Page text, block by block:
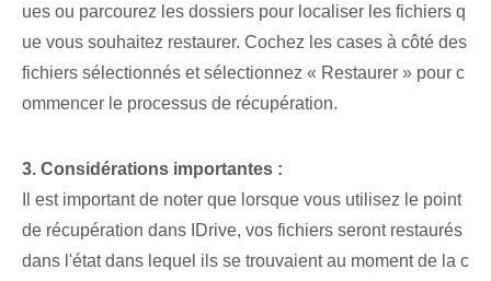
ues ou parcourez les dossiers pour localiser les fichiers q
ue vous souhaitez restaurer. Cochez les cases à côté des
fichiers sélectionnés et sélectionnez « Restaurer » pour c
ommencer le processus de récupération.
3. Considérations importantes :
Il est important de noter que lorsque vous utilisez le point
de récupération dans IDrive, vos fichiers seront restaurés
dans l'état dans lequel ils se trouvaient au moment de la c